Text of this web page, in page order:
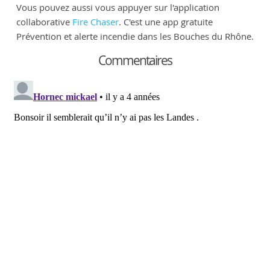
Vous pouvez aussi vous appuyer sur l'application
collaborative Fire Chaser. C'est une app gratuite
Prévention et alerte incendie dans les Bouches du Rhône.
Commentaires